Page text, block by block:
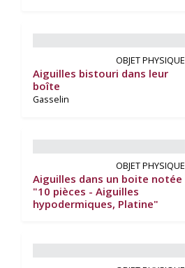
OBJET PHYSIQUE
Aiguilles bistouri dans leur
boîte
Gasselin
OBJET PHYSIQUE
Aiguilles dans un boite notée
"10 pièces - Aiguilles
hypodermiques, Platine"